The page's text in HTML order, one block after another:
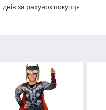
за рахунок покупця